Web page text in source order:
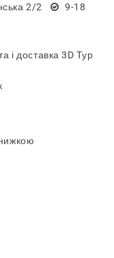
2/2 9-18
і доставка 3D Тур